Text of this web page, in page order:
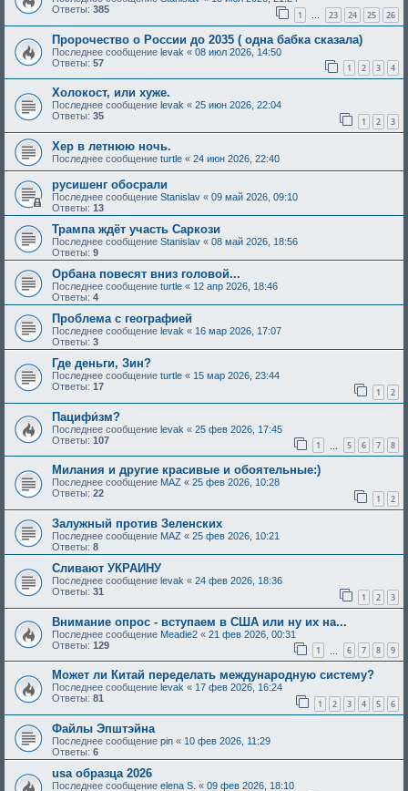
Ответы: 385 1 … 23 24 25 26
Пророчество о России до 2035 ( одна бабка сказала)
Последнее сообщение levak « 08 июл 2026, 14:50
Ответы: 57 1 2 3 4
Холокост, или хуже.
Последнее сообщение levak « 25 июн 2026, 22:04
Ответы: 35 1 2 3
Хер в летнюю ночь.
Последнее сообщение turtle « 24 июн 2026, 22:40
русишенг обосрали
Последнее сообщение Stanislav « 09 май 2026, 09:10
Ответы: 13
Трампа ждёт участь Саркози
Последнее сообщение Stanislav « 08 май 2026, 18:56
Ответы: 9
Орбана повесят вниз головой...
Последнее сообщение turtle « 12 апр 2026, 18:46
Ответы: 4
Проблема с географией
Последнее сообщение levak « 16 мар 2026, 17:07
Ответы: 3
Где деньги, Зин?
Последнее сообщение turtle « 15 мар 2026, 23:44
Ответы: 17 1 2
Пацифи́зм?
Последнее сообщение levak « 25 фев 2026, 17:45
Ответы: 107 1 5 6 7 8
Милания и другие красивые и обоятельные:)
Последнее сообщение MAZ « 25 фев 2026, 10:28
Ответы: 22 1 2
Залужный против Зеленских
Последнее сообщение MAZ « 25 фев 2026, 10:21
Ответы: 8
Сливают УКРАИНУ
Последнее сообщение levak « 24 фев 2026, 18:36
Ответы: 31 1 2 3
Внимание опрос - вступаем в США или ну их на...
Последнее сообщение Meadie2 « 21 фев 2026, 00:31
Ответы: 129 1 6 7 8 9
Может ли Китай переделать международную систему?
Последнее сообщение levak « 17 фев 2026, 16:24
Ответы: 81 1 2 3 4 5 6
Файлы Эпштэйна
Последнее сообщение pin « 10 фев 2026, 11:29
Ответы: 6
usa образца 2026
Последнее сообщение elena S. « 09 фев 2026, 18:10